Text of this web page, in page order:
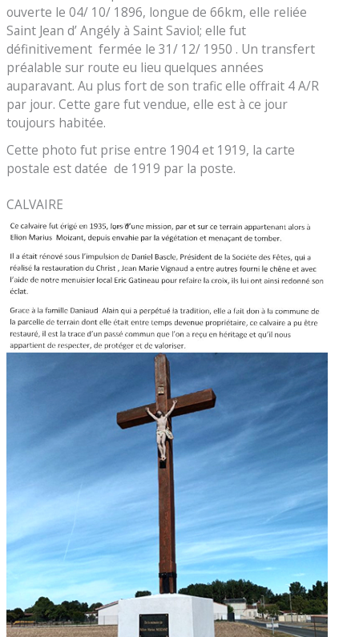
ouverte le 04/ 10/ 1896, longue de 66km, elle reliée
Saint Jean d’ Angély à Saint Saviol; elle fut
définitivement fermée le 31/ 12/ 1950 . Un transfert
préalable sur route eu lieu quelques années
auparavant. Au plus fort de son trafic elle offrait 4 A/R
par jour. Cette gare fut vendue, elle est à ce jour
toujours habitée.
Cette photo fut prise entre 1904 et 1919, la carte
postale est datée de 1919 par la poste.
CALVAIRE